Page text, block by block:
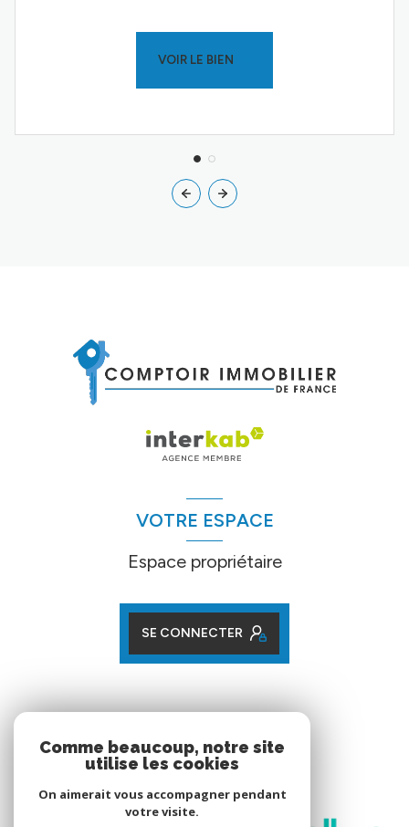
VOIR LE BIEN
VOTRE ESPACE
Espace propriétaire
SE CONNECTER
Nos partenaires
Comme beaucoup, notre site
utilise les cookies
On aimerait vous accompagner pendant
votre visite.